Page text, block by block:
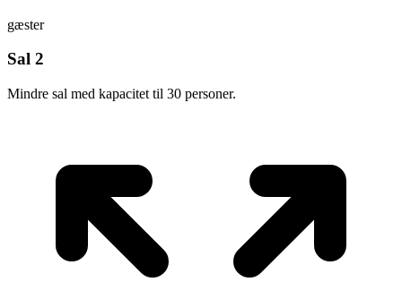
gæster
Sal 2
Mindre sal med kapacitet til 30 personer.